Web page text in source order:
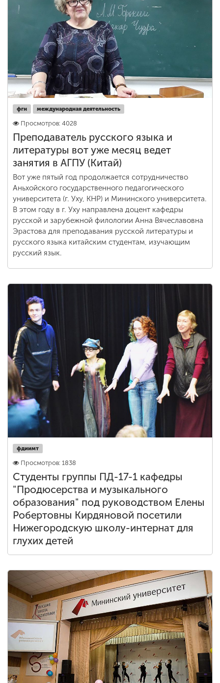
фгн международная деятельность
Просмотров: 4028
Преподаватель русского языка и
литературы вот уже месяц ведет
занятия в АГПУ (Китай)
Вот уже пятый год продолжается сотрудничество
Аньхойского государственного педагогического
университета (г. Уху, КНР) и Мининского университета.
В этом году в г. Уху направлена доцент кафедры
русской и зарубежной филологии Анна Вячеславовна
Эрастова для преподавания русской литературы и
русского языка китайским студентам, изучающим
русский язык.
фдиимт
Просмотров: 1838
Студенты группы ПД-17-1 кафедры
"Продюсерства и музыкального
образования" под руководством Елены
Робертовны Кирдяновой посетили
Нижегородскую школу-интернат для
глухих детей